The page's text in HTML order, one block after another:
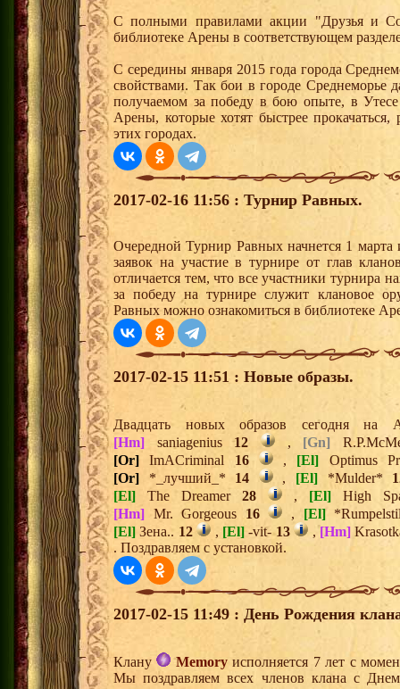
С полными правилами акции "Друзья и
библиотеке Арены в соответствующем
С середины января 2015 года города
свойствами. Так бои в городе Среднеморье
получаемом за победу в бою опыте, в
Арены, которые хотят быстрее
этих городах.
2017-02-16 11:56 : Турнир Равных.
Очередной Турнир Равных начнется 1
заявок на участие в турнире от глав
отличается тем, что все участники турнира
за победу на турнире служит клановое
Равных можно ознакомиться в библиотеке
2017-02-15 11:51 : Новые образы.
Двадцать новых образов сегодня
[Hm] saniagenius12 , [Gn]
[Or] ImACriminal 16 , [El] Optimus
[Or] *_лучший_* 14 , [El] *Mulder*
[El] The Dreamer 28 , [El] High
[Hm] Mr. Gorgeous 16 , [El]
[El] Зена.. 12 , [El]-vit-13 ,[Hm]
. Поздравляем с установкой.
2017-02-15 11:49 : День Рождения
Клану Memoryисполняется 7 лет с
Мы поздравляем всех членов клана с